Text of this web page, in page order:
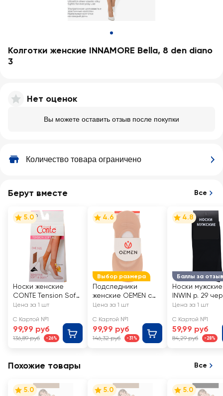
Колготки женские INNAMORE Bella, 8 den diano
3
Нет оценок
Вы можете оставить отзыв после покупки
Количество товара ограничено
Берут вместе Все
5.0
Носки женские
CONTE Tension Soft
40 den, natural, Арт.
Цена за 1 шт
С Картой №1
99,99 руб
136,89 руб -26%
Выбор размера
4.6
Подследники
женские OEMEN с
силиконовой
бежевые, Арт.
KP006
Цена за 1 шт
С Картой №1
99,99 руб
146,32 руб -31%
Баллы за отзыв
4.8
Носки мужские
INWIN р. 29
Арт. BMS02-01
Цена за 1 шт
С Картой №1
59,99 руб
84,29 руб -28%
Похожие товары Все
5.0 5.0 5.0